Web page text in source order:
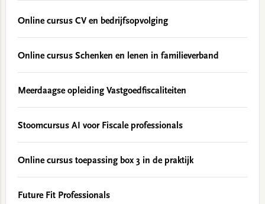
Online cursus CV en bedrijfsopvolging
Online cursus Schenken en lenen in familieverband
Meerdaagse opleiding Vastgoedfiscaliteiten
Stoomcursus AI voor Fiscale professionals
Online cursus toepassing box 3 in de praktijk
Future Fit Professionals